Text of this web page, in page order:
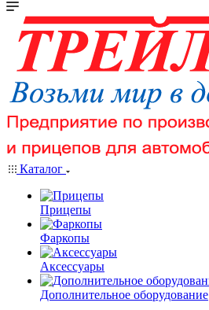
Каталог
Прицепы
Фаркопы
Аксессуары
Дополнительное оборудование